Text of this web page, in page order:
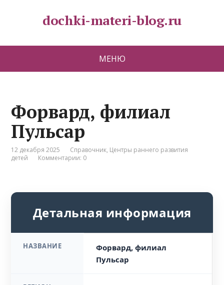
dochki-materi-blog.ru
МЕНЮ
Форвард, филиал
Пульсар
12 декабря 2025 Справочник, Центры раннего развития
детей
Комментарии: 0
Детальная информация
НАЗВАНИЕ
Форвард, филиал
Пульсар